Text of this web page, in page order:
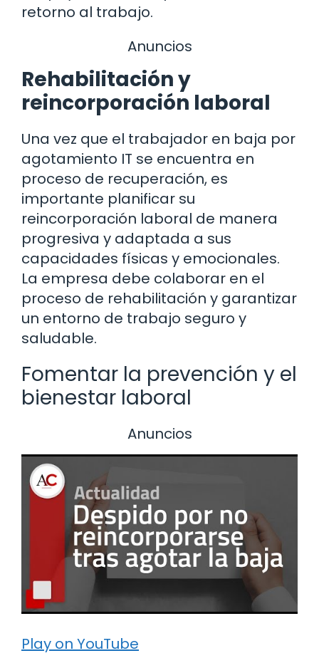
retorno al trabajo.
Anuncios
Rehabilitación y
reincorporación laboral
Una vez que el trabajador en baja por
agotamiento IT se encuentra en
proceso de recuperación, es
importante planificar su
reincorporación laboral de manera
progresiva y adaptada a sus
capacidades físicas y emocionales.
La empresa debe colaborar en el
proceso de rehabilitación y garantizar
un entorno de trabajo seguro y
saludable.
Fomentar la prevención y el
bienestar laboral
Anuncios
Play on YouTube